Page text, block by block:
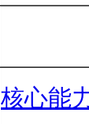
核心能